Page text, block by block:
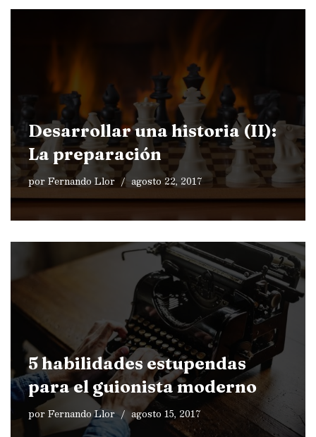
Desarrollar una historia (II):
La preparación
porFernando Llor agosto 22, 2017
5 habilidades estupendas
para el guionista moderno
porFernando Llor agosto 15, 2017